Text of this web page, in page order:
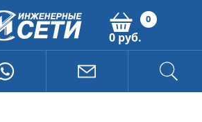
0
0 руб.